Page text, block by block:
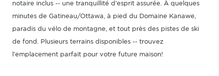
notaire inclus -- une tranquillité d'esprit assurée. À quelques
minutes de Gatineau/Ottawa, à pied du Domaine Kanawe,
paradis du vélo de montagne, et tout près des pistes de ski
de fond. Plusieurs terrains disponibles -- trouvez
l'emplacement parfait pour votre future maison!